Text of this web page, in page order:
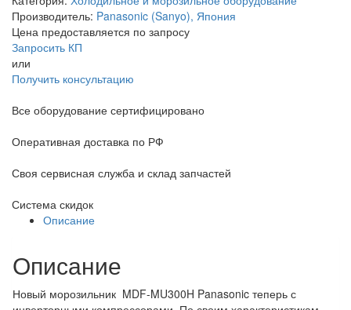
Производитель: Panasonic (Sanyo), Япония
Цена предоставляется по запросу
Запросить КП
или
Получить консультацию
Все оборудование сертифицировано
Оперативная доставка по РФ
Своя сервисная служба и склад запчастей
Система скидок
Описание
Описание
Новый морозильник MDF-MU300H Panasonic теперь с